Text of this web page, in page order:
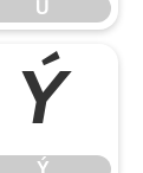
Ú
Ý
Ý